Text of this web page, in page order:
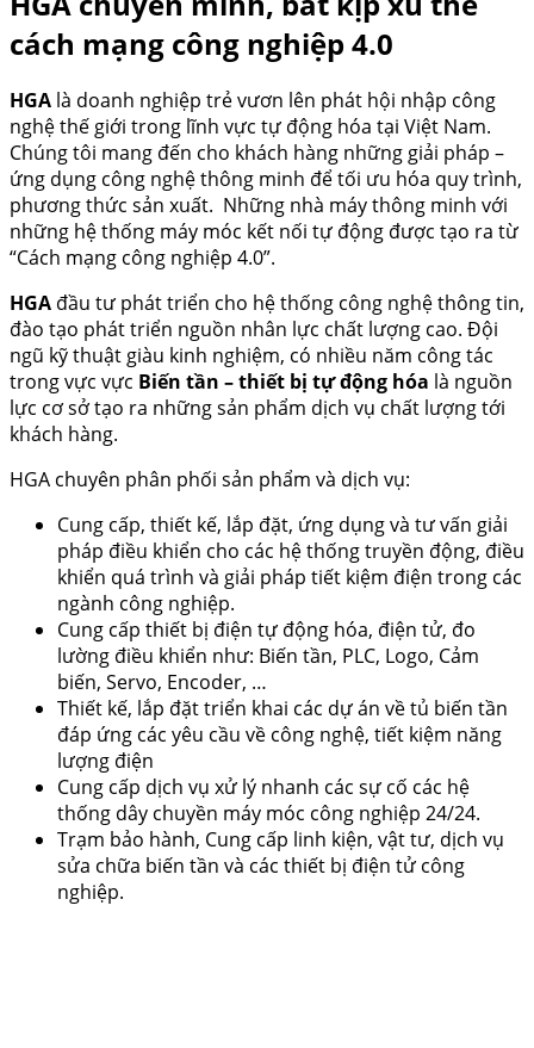
cách mạng công nghiệp 4.0
HGA là doanh nghiệp trẻ vươn lên phát hội nhập công
nghệ thế giới trong lĩnh vực tự động hóa tại Việt Nam.
Chúng tôi mang đến cho khách hàng những giải pháp –
ứng dụng công nghệ thông minh để tối ưu hóa quy trình,
phương thức sản xuất. Những nhà máy thông minh với
những hệ thống máy móc kết nối tự động được tạo ra từ
“Cách mạng công nghiệp 4.0”.
HGA đầu tư phát triển cho hệ thống công nghệ thông tin,
đào tạo phát triển nguồn nhân lực chất lượng cao. Đội
ngũ kỹ thuật giàu kinh nghiệm, có nhiều năm công tác
trong vực vực Biến tần – thiết bị tự động hóa là nguồn
lực cơ sở tạo ra những sản phẩm dịch vụ chất lượng tới
khách hàng.
HGA chuyên phân phối sản phẩm và dịch vụ:
Cung cấp, thiết kế, lắp đặt, ứng dụng và tư vấn giải
pháp điều khiển cho các hệ thống truyền động, điều
khiển quá trình và giải pháp tiết kiệm điện trong các
ngành công nghiệp.
Cung cấp thiết bị điện tự động hóa, điện tử, đo
lường điều khiển như: Biến tần, PLC, Logo, Cảm
biến, Servo, Encoder, …
Thiết kế, lắp đặt triển khai các dự án về tủ biến tần
đáp ứng các yêu cầu về công nghệ, tiết kiệm năng
lượng điện
Cung cấp dịch vụ xử lý nhanh các sự cố các hệ
thống dây chuyền máy móc công nghiệp 24/24.
Trạm bảo hành, Cung cấp linh kiện, vật tư, dịch vụ
sửa chữa biến tần và các thiết bị điện tử công
nghiệp.